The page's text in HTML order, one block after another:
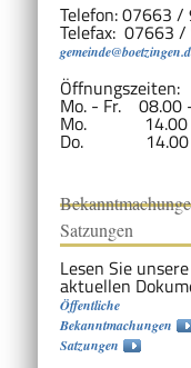
Telefon: 07663
Telefax: 07663
Öffnungszeiten:
Mo. - Fr. 08.00
Mo. 14.00 -
Do. 14.00 -
Satzungen
Lesen Sie unsere
aktuellen
Öffentliche
Bekanntmachungen
Satzungen